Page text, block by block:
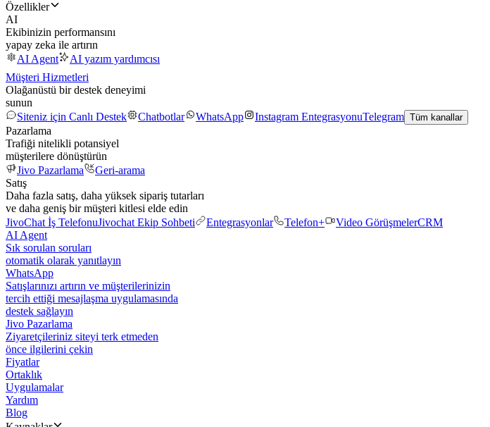
Özellikler
AI
Ekibinizin performansını
yapay zeka ile artırın
AI Agent
AI yazım yardımcısı
Müşteri Hizmetleri
Olağanüstü bir destek deneyimi
sunun
Siteniz için Canlı Destek
Chatbotlar WhatsApp Instagram EntegrasyonuTelegram Tüm kanallar
Pazarlama
Trafiği nitelikli potansiyel
müşterilere dönüştürün
Jivo Pazarlama
Geri-arama
Satış
Daha fazla satış, daha yüksek sipariş tutarları
ve daha geniş bir müşteri kitlesi elde edin
JivoChat İş TelefonuJivochat Ekip Sohbeti Entegrasyonlar Telefon+ Video GörüşmelerCRM
AI Agent
Sık sorulan soruları
otomatik olarak yanıtlayın
WhatsApp
Satışlarınızı artırın ve müşterilerinizin
tercih ettiği mesajlaşma uygulamasında
destek sağlayın
Jivo Pazarlama
Ziyaretçileriniz siteyi terk etmeden
önce ilgilerini çekin
Fiyatlar
Ortaklık
Uygulamalar
Yardım
Blog